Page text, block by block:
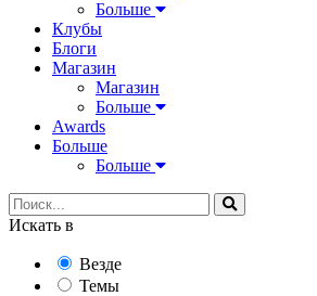
Больше
Клубы
Блоги
Магазин
Магазин
Больше
Awards
Больше
Больше
Искать в
Везде
Темы